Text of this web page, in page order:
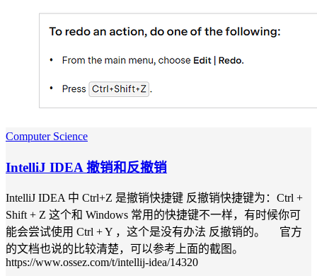
Computer Science
IntelliJ IDEA 撤销和反撤销
IntelliJ IDEA 中 Ctrl+Z 是撤销快捷键 反撤销快捷键为：Ctrl +
Shift + Z 这个和 Windows 常用的快捷键不一样，有时候你可
能会尝试使用 Ctrl + Y ，这个是没有办法 反撤销的。 官方
的文档也说的比较清楚，可以参考上面的截图。
https://www.ossez.com/t/intellij-idea/14320